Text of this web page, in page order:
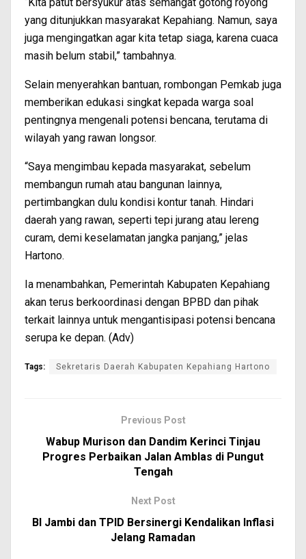
yang ditunjukkan masyarakat Kepahiang. Namun, saya
juga mengingatkan agar kita tetap siaga, karena cuaca
masih belum stabil,” tambahnya.
Selain menyerahkan bantuan, rombongan Pemkab juga
memberikan edukasi singkat kepada warga soal
pentingnya mengenali potensi bencana, terutama di
wilayah yang rawan longsor.
“Saya mengimbau kepada masyarakat, sebelum
membangun rumah atau bangunan lainnya,
pertimbangkan dulu kondisi kontur tanah. Hindari
daerah yang rawan, seperti tepi jurang atau lereng
curam, demi keselamatan jangka panjang,” jelas
Hartono.
Ia menambahkan, Pemerintah Kabupaten Kepahiang
akan terus berkoordinasi dengan BPBD dan pihak
terkait lainnya untuk mengantisipasi potensi bencana
serupa ke depan. (Adv)
Tags: Sekretaris Daerah Kabupaten Kepahiang Hartono
Previous Post
Wabup Murison dan Dandim Kerinci Tinjau
Progres Perbaikan Jalan Amblas di Pungut
Tengah
Next Post
BI Jambi dan TPID Bersinergi Kendalikan Inflasi
Jelang Ramadan